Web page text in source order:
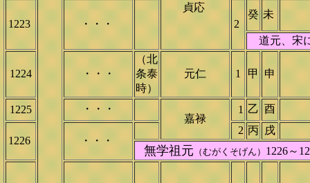
貞応
1223 ・・・ 2
癸 未
道元、宋
1224 ・・・
（北
条泰
時）
元仁 1 甲 申
1225
・・・
嘉禄
1 乙 酉
1226 ・・・
2 丙 戌
無学祖元 （むがくそげん） 1226～